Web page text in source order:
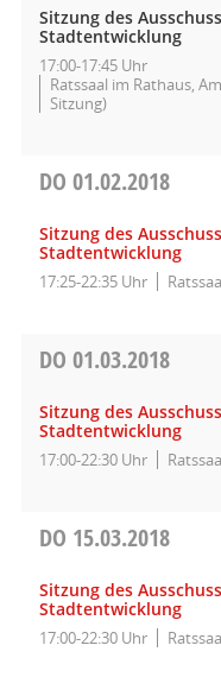
Sitzung des
Stadtentwicklung
17:00-17:45 Uhr
Ratssaal im Rathaus,
Sitzung)
DO 01.02.2018
Sitzung des
Stadtentwicklung
17:25-22:35 Uhr
DO 01.03.2018
Sitzung des
Stadtentwicklung
17:00-22:30 Uhr
DO 15.03.2018
Sitzung des
Stadtentwicklung
17:00-22:30 Uhr